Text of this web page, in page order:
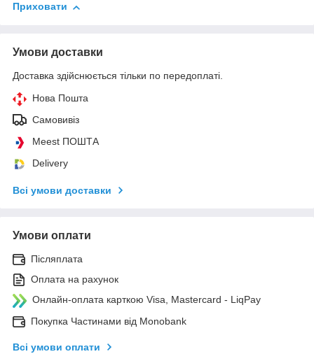
Приховати
Умови доставки
Доставка здійснюється тільки по передоплаті.
Нова Пошта
Самовивіз
Meest ПОШТА
Delivery
Всі умови доставки
Умови оплати
Післяплата
Оплата на рахунок
Онлайн-оплата карткою Visa, Mastercard - LiqPay
Покупка Частинами від Monobank
Всі умови оплати